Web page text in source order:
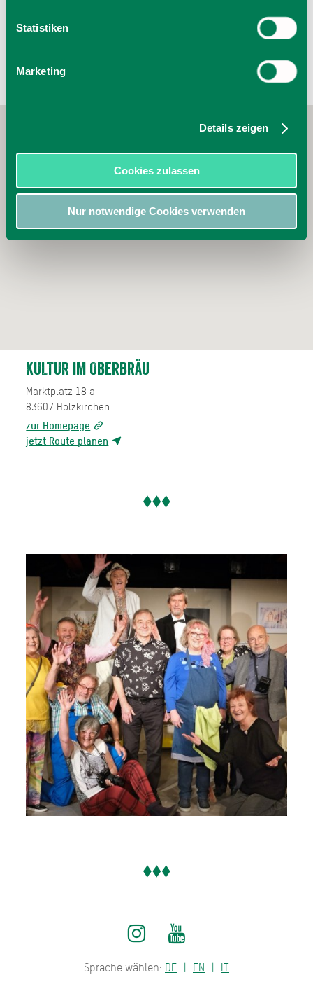
Statistiken
Marketing
Details zeigen
Cookies zulassen
Nur notwendige Cookies verwenden
KULTUR im Oberbräu
Marktplatz 18 a
83607 Holzkirchen
zur Homepage
jetzt Route planen
Sprache wählen: DE EN IT